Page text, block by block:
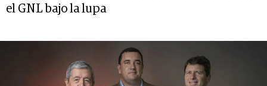
el GNL bajo la lupa